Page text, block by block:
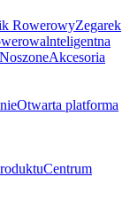
RowerowyZegarek
lnteligentna
Akcesoria
Otwarta platforma
Centrum